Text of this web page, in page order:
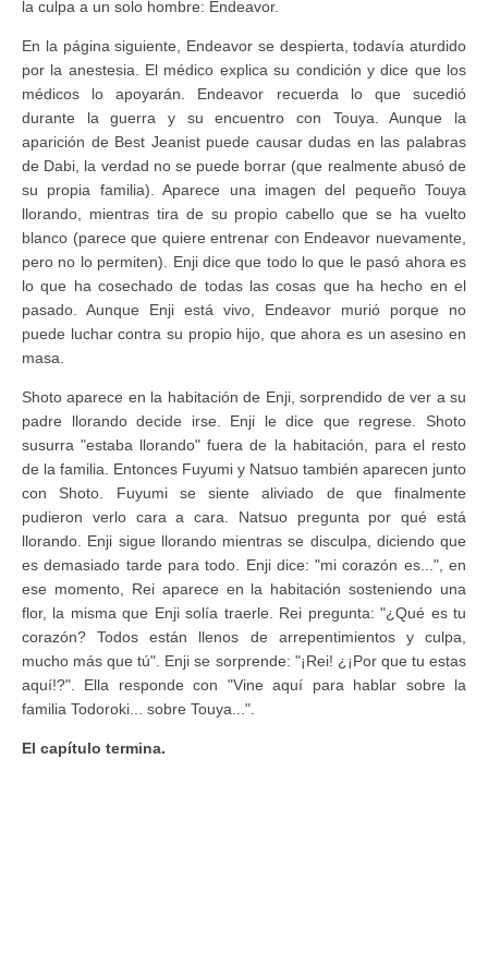
la culpa a un solo hombre: Endeavor.
En la página siguiente, Endeavor se despierta, todavía aturdido
por la anestesia. El médico explica su condición y dice que los
médicos lo apoyarán. Endeavor recuerda lo que sucedió
durante la guerra y su encuentro con Touya. Aunque la
aparición de Best Jeanist puede causar dudas en las palabras
de Dabi, la verdad no se puede borrar (que realmente abusó de
su propia familia). Aparece una imagen del pequeño Touya
llorando, mientras tira de su propio cabello que se ha vuelto
blanco (parece que quiere entrenar con Endeavor nuevamente,
pero no lo permiten). Enji dice que todo lo que le pasó ahora es
lo que ha cosechado de todas las cosas que ha hecho en el
pasado. Aunque Enji está vivo, Endeavor murió porque no
puede luchar contra su propio hijo, que ahora es un asesino en
masa.
Shoto aparece en la habitación de Enji, sorprendido de ver a su
padre llorando decide irse. Enji le dice que regrese. Shoto
susurra "estaba llorando" fuera de la habitación, para el resto
de la familia. Entonces Fuyumi y Natsuo también aparecen junto
con Shoto. Fuyumi se siente aliviado de que finalmente
pudieron verlo cara a cara. Natsuo pregunta por qué está
llorando. Enji sigue llorando mientras se disculpa, diciendo que
es demasiado tarde para todo. Enji dice: "mi corazón es...", en
ese momento, Rei aparece en la habitación sosteniendo una
flor, la misma que Enji solía traerle. Rei pregunta: "¿Qué es tu
corazón? Todos están llenos de arrepentimientos y culpa,
mucho más que tú". Enji se sorprende: "¡Rei! ¿¡Por que tu estas
aquí!?". Ella responde con "Vine aquí para hablar sobre la
familia Todoroki... sobre Touya...".
El capítulo termina.